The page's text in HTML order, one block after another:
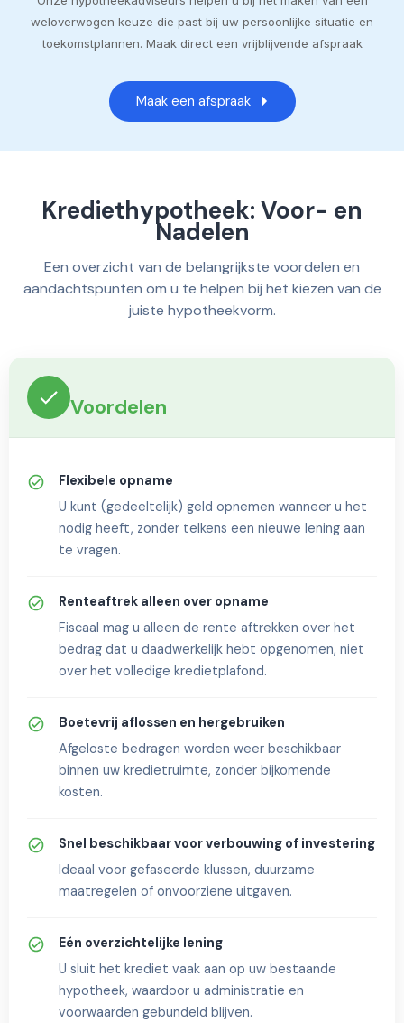
weloverwogen keuze die past bij uw persoonlijke situatie en
toekomstplannen. Maak direct een vrijblijvende afspraak
Maak een afspraak
Krediethypotheek: Voor- en
Nadelen
Een overzicht van de belangrijkste voordelen en
aandachtspunten om u te helpen bij het kiezen van de
juiste hypotheekvorm.
Voordelen
Flexibele opname
U kunt (gedeeltelijk) geld opnemen wanneer u het
nodig heeft, zonder telkens een nieuwe lening aan
te vragen.
Renteaftrek alleen over opname
Fiscaal mag u alleen de rente aftrekken over het
bedrag dat u daadwerkelijk hebt opgenomen, niet
over het volledige kredietplafond.
Boetevrij aflossen en hergebruiken
Afgeloste bedragen worden weer beschikbaar
binnen uw kredietruimte, zonder bijkomende
kosten.
Snel beschikbaar voor verbouwing of investering
Ideaal voor gefaseerde klussen, duurzame
maatregelen of onvoorziene uitgaven.
Eén overzichtelijke lening
U sluit het krediet vaak aan op uw bestaande
hypotheek, waardoor u administratie en
voorwaarden gebundeld blijven.